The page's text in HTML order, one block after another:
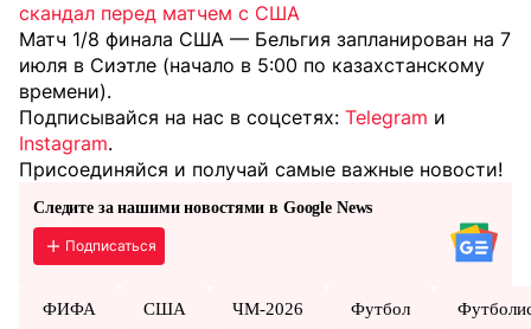
скандал перед матчем с США
Матч 1/8 финала США — Бельгия запланирован на 7
июля в Сиэтле (начало в 5:00 по казахстанскому
времени).
Подписывайся на нас в соцсетях: Telegram и
Instagram.
Присоединяйся и получай самые важные новости!
Следите за нашими новостями в Google News
Подписаться
ФИФА США ЧМ-2026 Футбол